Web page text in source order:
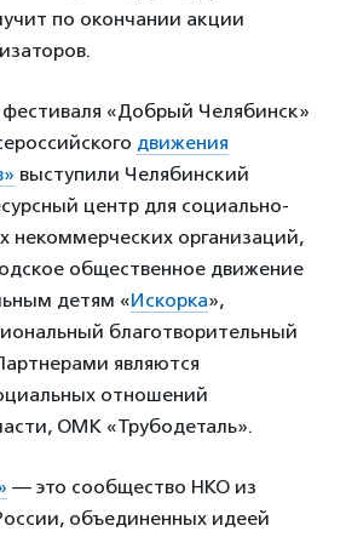
по окончании акции
«Добрый Челябинск»
движения
выступили Челябинский
центр для социально-
некоммерческих организаций,
общественное движение
детям «Искорка»,
благотворительный
являются
отношений
ОМК «Трубодеталь».
— это сообщество НКО из
объединенных идеей